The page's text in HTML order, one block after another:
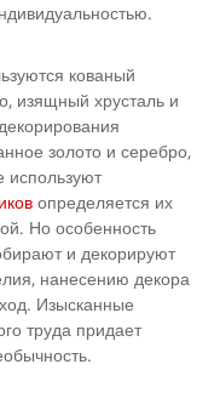
кованый
изящный хрусталь и
золото и серебро,
используют
определяется их
Но особенность
и декорируют
нанесению декора
Изысканные
труда придает